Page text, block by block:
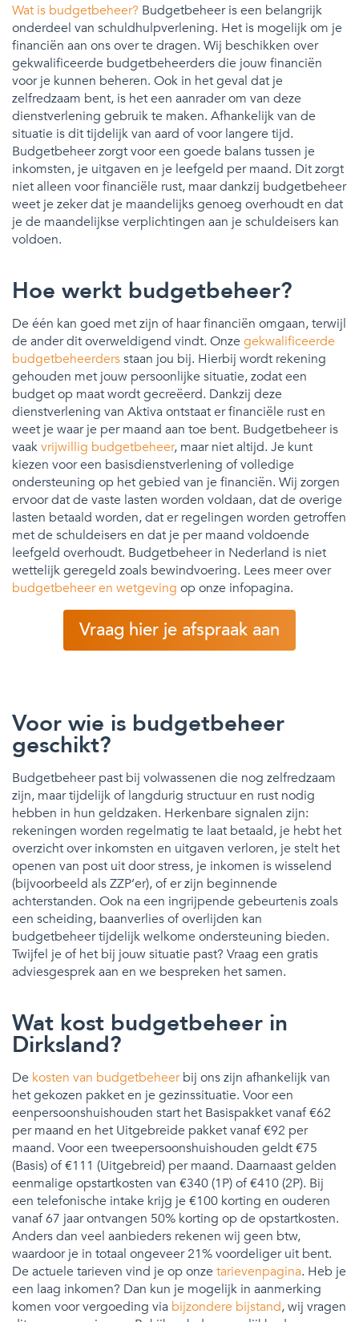
Wat is budgetbeheer? Budgetbeheer is een belangrijk
onderdeel van schuldhulpverlening. Het is mogelijk om je
financiën aan ons over te dragen. Wij beschikken over
gekwalificeerde budgetbeheerders die jouw financiën
voor je kunnen beheren. Ook in het geval dat je
zelfredzaam bent, is het een aanrader om van deze
dienstverlening gebruik te maken. Afhankelijk van de
situatie is dit tijdelijk van aard of voor langere tijd.
Budgetbeheer zorgt voor een goede balans tussen je
inkomsten, je uitgaven en je leefgeld per maand. Dit zorgt
niet alleen voor financiële rust, maar dankzij budgetbeheer
weet je zeker dat je maandelijks genoeg overhoudt en dat
je de maandelijkse verplichtingen aan je schuldeisers kan
voldoen.
Hoe werkt budgetbeheer?
De één kan goed met zijn of haar financiën omgaan, terwijl
de ander dit overweldigend vindt. Onze gekwalificeerde
budgetbeheerdersstaan jou bij. Hierbij wordt rekening
gehouden met jouw persoonlijke situatie, zodat een
budget op maat wordt gecreëerd. Dankzij deze
dienstverlening van Aktiva ontstaat er financiële rust en
weet je waar je per maand aan toe bent. Budgetbeheer is
vaakvrijwillig budgetbeheer, maar niet altijd. Je kunt
kiezen voor een basisdienstverlening of volledige
ondersteuning op het gebied van je financiën. Wij zorgen
ervoor dat de vaste lasten worden voldaan, dat de overige
lasten betaald worden, dat er regelingen worden getroffen
met de schuldeisers en dat je per maand voldoende
leefgeld overhoudt. Budgetbeheer in Nederland is niet
wettelijk geregeld zoals bewindvoering. Lees meer over
budgetbeheer en wetgeving op onze infopagina.
Vraag hier je afspraak aan
Voor wie is budgetbeheer
geschikt?
Budgetbeheer past bij volwassenen die nog zelfredzaam
zijn, maar tijdelijk of langdurig structuur en rust nodig
hebben in hun geldzaken. Herkenbare signalen zijn:
rekeningen worden regelmatig te laat betaald, je hebt het
overzicht over inkomsten en uitgaven verloren, je stelt het
openen van post uit door stress, je inkomen is wisselend
(bijvoorbeeld als ZZP’er), of er zijn beginnende
achterstanden. Ook na een ingrijpende gebeurtenis zoals
een scheiding, baanverlies of overlijden kan
budgetbeheer tijdelijk welkome ondersteuning bieden.
Twijfel je of het bij jouw situatie past? Vraag een gratis
adviesgesprek aan en we bespreken het samen.
Wat kost budgetbeheer in
Dirksland?
De kosten van budgetbeheerbij ons zijn afhankelijk van
het gekozen pakket en je gezinssituatie. Voor een
eenpersoonshuishouden start het Basispakket vanaf €62
per maand en het Uitgebreide pakket vanaf €92 per
maand. Voor een tweepersoonshuishouden geldt €75
(Basis) of €111 (Uitgebreid) per maand. Daarnaast gelden
eenmalige opstartkosten van €340 (1P) of €410 (2P). Bij
een telefonische intake krijg je €100 korting en ouderen
vanaf 67 jaar ontvangen 50% korting op de opstartkosten.
Anders dan veel aanbieders rekenen wij geen btw,
waardoor je in totaal ongeveer 21% voordeliger uit bent.
De actuele tarieven vind je op onze tarievenpagina. Heb je
een laag inkomen? Dan kun je mogelijk in aanmerking
komen voor vergoeding via bijzondere bijstand, wij vragen